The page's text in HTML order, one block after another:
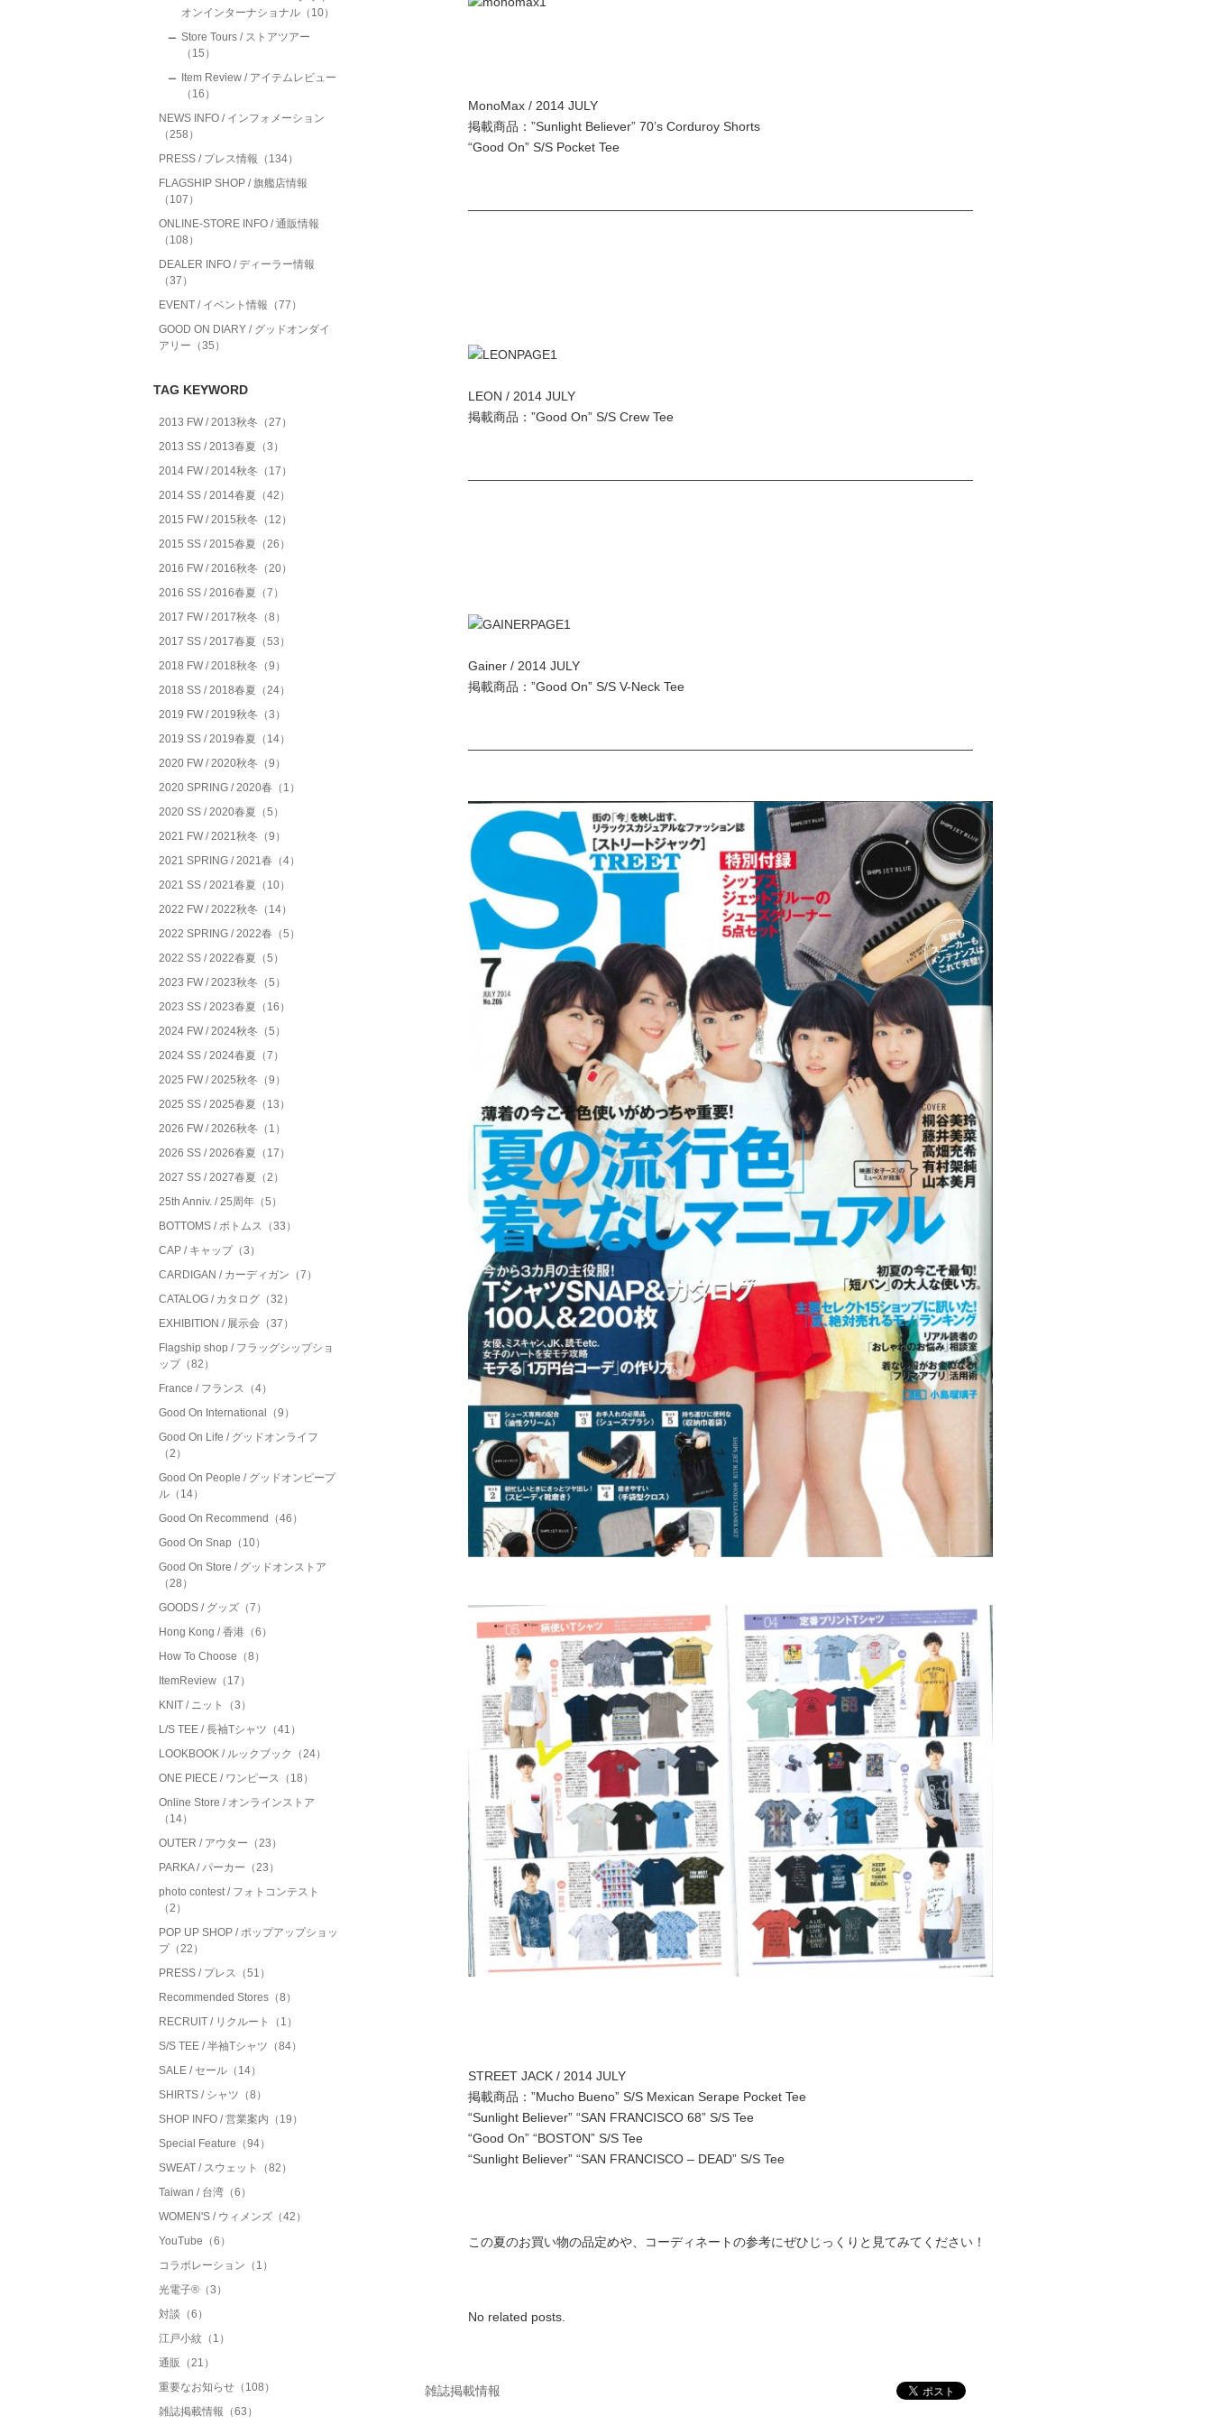
オンインターナショナル（10）
Store Tours / ストアツアー
（15）
Item Review / アイテムレビュー
（16）
NEWS INFO / インフォメーション
（258）
PRESS / プレス情報（134）
FLAGSHIP SHOP / 旗艦店情報
（107）
ONLINE-STORE INFO / 通販情報
（108）
DEALER INFO / ディーラー情報
（37）
EVENT / イベント情報（77）
GOOD ON DIARY / グッドオンダイ
アリー（35）
TAG KEYWORD
2013 FW / 2013秋冬（27）
2013 SS / 2013春夏（3）
2014 FW / 2014秋冬（17）
2014 SS / 2014春夏（42）
2015 FW / 2015秋冬（12）
2015 SS / 2015春夏（26）
2016 FW / 2016秋冬（20）
2016 SS / 2016春夏（7）
2017 FW / 2017秋冬（8）
2017 SS / 2017春夏（53）
2018 FW / 2018秋冬（9）
2018 SS / 2018春夏（24）
2019 FW / 2019秋冬（3）
2019 SS / 2019春夏（14）
2020 FW / 2020秋冬（9）
2020 SPRING / 2020春（1）
2020 SS / 2020春夏（5）
2021 FW / 2021秋冬（9）
2021 SPRING / 2021春（4）
2021 SS / 2021春夏（10）
2022 FW / 2022秋冬（14）
2022 SPRING / 2022春（5）
2022 SS / 2022春夏（5）
2023 FW / 2023秋冬（5）
2023 SS / 2023春夏（16）
2024 FW / 2024秋冬（5）
2024 SS / 2024春夏（7）
2025 FW / 2025秋冬（9）
2025 SS / 2025春夏（13）
2026 FW / 2026秋冬（1）
2026 SS / 2026春夏（17）
2027 SS / 2027春夏（2）
25th Anniv. / 25周年（5）
BOTTOMS / ボトムス（33）
CAP / キャップ（3）
CARDIGAN / カーディガン（7）
CATALOG / カタログ（32）
EXHIBITION / 展示会（37）
Flagship shop / フラッグシップショ
ップ（82）
France / フランス（4）
Good On International（9）
Good On Life / グッドオンライフ
（2）
Good On People / グッドオンピープ
ル（14）
Good On Recommend（46）
Good On Snap（10）
Good On Store / グッドオンストア
（28）
GOODS / グッズ（7）
Hong Kong / 香港（6）
How To Choose（8）
ItemReview（17）
KNIT / ニット（3）
L/S TEE / 長袖Tシャツ（41）
LOOKBOOK / ルックブック（24）
ONE PIECE / ワンピース（18）
Online Store / オンラインストア
（14）
OUTER / アウター（23）
PARKA / パーカー（23）
photo contest / フォトコンテスト
（2）
POP UP SHOP / ポップアップショッ
プ（22）
PRESS / プレス（51）
Recommended Stores（8）
RECRUIT / リクルート（1）
S/S TEE / 半袖Tシャツ（84）
SALE / セール（14）
SHIRTS / シャツ（8）
SHOP INFO / 営業案内（19）
Special Feature（94）
SWEAT / スウェット（82）
Taiwan / 台湾（6）
WOMEN'S / ウィメンズ（42）
YouTube（6）
コラボレーション（1）
光電子®（3）
対談（6）
江戸小紋（1）
通販（21）
重要なお知らせ（108）
雑誌掲載情報（63）
MonoMax / 2014 JULY
掲載商品：”Sunlight Believer” 70’s Corduroy Shorts
“Good On” S/S Pocket Tee
————————————————————————————————————————
LEON / 2014 JULY
掲載商品：”Good On” S/S Crew Tee
————————————————————————————————————————
Gainer / 2014 JULY
掲載商品：”Good On” S/S V-Neck Tee
————————————————————————————————————————
STREET JACK / 2014 JULY
掲載商品：”Mucho Bueno” S/S Mexican Serape Pocket Tee
“Sunlight Believer” “SAN FRANCISCO 68” S/S Tee
“Good On” “BOSTON” S/S Tee
“Sunlight Believer” “SAN FRANCISCO – DEAD” S/S Tee
この夏のお買い物の品定めや、コーディネートの参考にぜひじっくりと見てみてください！
No related posts.
雑誌掲載情報